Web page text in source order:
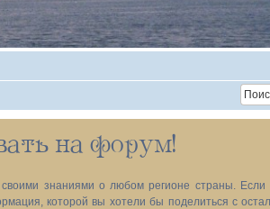
на форум!
знаниями о любом регионе страны. Если
которой вы хотели бы поделиться с